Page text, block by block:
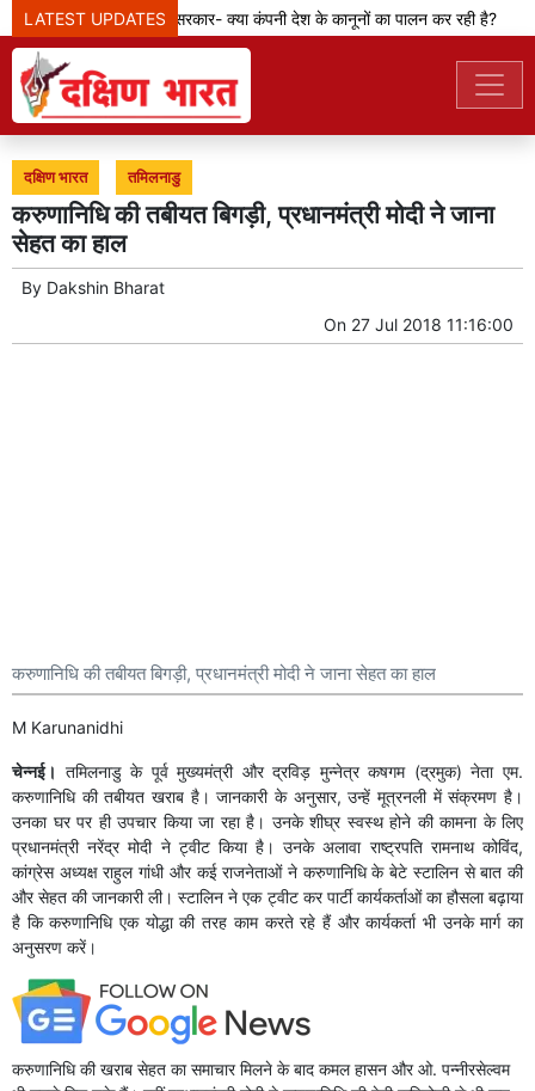
LATEST UPDATES
मेटा टीम से पूछ रही सरकार- क्या कंपनी देश के कानूनों का पालन कर रही है?
दक्षिण भारत तमिलनाडु
करुणानिधि की तबीयत बिगड़ी, प्रधानमंत्री मोदी ने जाना
सेहत का हाल
By Dakshin Bharat
On 27 Jul 2018 11:16:00
करुणानिधि की तबीयत बिगड़ी, प्रधानमंत्री मोदी ने जाना सेहत का हाल
M Karunanidhi
चेन्नई। तमिलनाडु के पूर्व मुख्यमंत्री और द्रविड़ मुन्नेत्र कषगम (द्रमुक) नेता एम.
करुणानिधि की तबीयत खराब है। जानकारी के अनुसार, उन्हें मूत्रनली में संक्रमण है।
उनका घर पर ही उपचार किया जा रहा है। उनके शीघ्र स्वस्थ होने की कामना के लिए
प्रधानमंत्री नरेंद्र मोदी ने ट्वीट किया है। उनके अलावा राष्ट्रपति रामनाथ कोविंद,
कांग्रेस अध्यक्ष राहुल गांधी और कई राजनेताओं ने करुणानिधि के बेटे स्टालिन से बात की
और सेहत की जानकारी ली। स्टालिन ने एक ट्वीट कर पार्टी कार्यकर्ताओं का हौसला बढ़ाया
है कि करुणानिधि एक योद्धा की तरह काम करते रहे हैं और कार्यकर्ता भी उनके मार्ग का
अनुसरण करें।
करुणानिधि की खराब सेहत का समाचार मिलने के बाद कमल हासन और ओ. पन्नीरसेल्वम